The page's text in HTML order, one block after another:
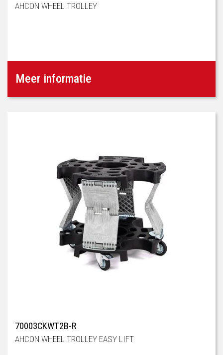
AHCON WHEEL TROLLEY
Meer informatie
70003CKWT2B-R
AHCON WHEEL TROLLEY EASY LIFT